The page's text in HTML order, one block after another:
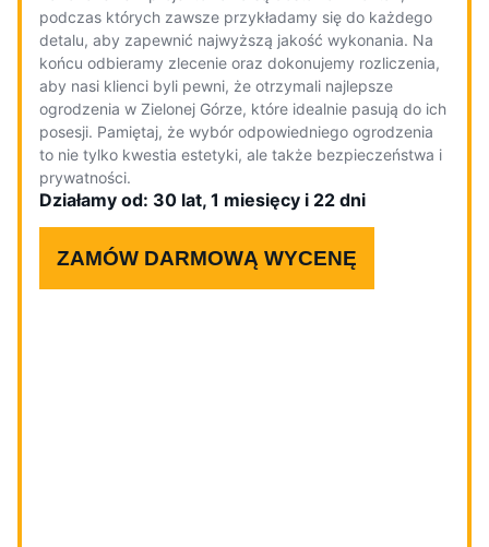
podczas których zawsze przykładamy się do każdego
detalu, aby zapewnić najwyższą jakość wykonania. Na
końcu odbieramy zlecenie oraz dokonujemy rozliczenia,
aby nasi klienci byli pewni, że otrzymali najlepsze
ogrodzenia w Zielonej Górze, które idealnie pasują do ich
posesji. Pamiętaj, że wybór odpowiedniego ogrodzenia
to nie tylko kwestia estetyki, ale także bezpieczeństwa i
prywatności.
Działamy od: 30 lat, 1 miesięcy i 22 dni
ZAMÓW DARMOWĄ WYCENĘ